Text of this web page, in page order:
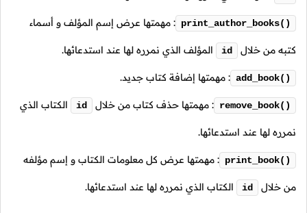
print_author_books() : مهمتها عرض إسم المؤلف و أسماء
كتبه من خلال id المؤلف الذي نمرره لها عند استدعائها.
add_book() : مهمتها إضافة كتاب جديد.
remove_book() : مهمتها حذف كتاب من خلال id الكتاب الذي
نمرره لها عند استدعائها.
print_book() : مهمتها عرض كل معلومات الكتاب و إسم مؤلفه
من خلال id الكتاب الذي نمرره لها عند استدعائها.